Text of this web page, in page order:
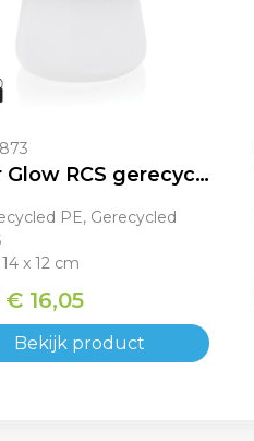
Solar Glow RCS gerecycled plastic USB-oplaadbare buitenlamp
PE, Gerecycled
x 12 cm
€ 16,05
Bekijk product